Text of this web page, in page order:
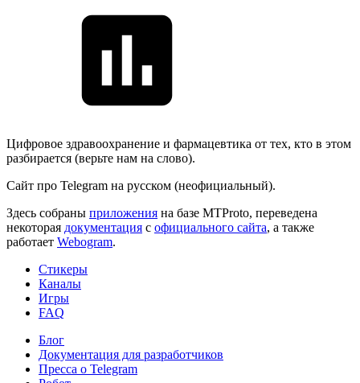
Цифровое здравоохранение и фармацевтика от тех, кто в этом
разбирается (верьте нам на слово).
Сайт про Telegram на русском (неофициальный).
Здесь собраны приложения на базе MTProto, переведена
некоторая документация с официального сайта, а также
работает Webogram.
Стикеры
Каналы
Игры
FAQ
Блог
Документация для разработчиков
Пресса о Telegram